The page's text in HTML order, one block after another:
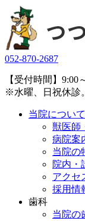
052-870-2687
【受付時間】9:00
※水曜、日祝休診。
当院について
獣医師
病院案
当院の
院内・
アクセ
採用情
歯科
当院の